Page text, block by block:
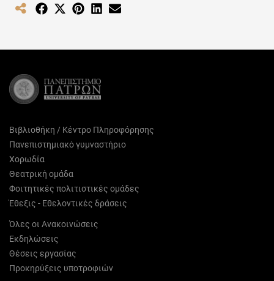
Share Share
(Twitter)
Share Share
Βιβλιοθήκη / Κέντρο Πληροφόρησης
Πανεπιστημιακό γυμναστήριο
Χορωδία
Θεατρική ομάδα
Φοιτητικές πολιτιστικές ομάδες
Έθεξις - Εθελοντικές δράσεις
Όλες οι Ανακοινώσεις
Εκδηλώσεις
Θέσεις εργασίας
Προκηρύξεις υποτροφιών